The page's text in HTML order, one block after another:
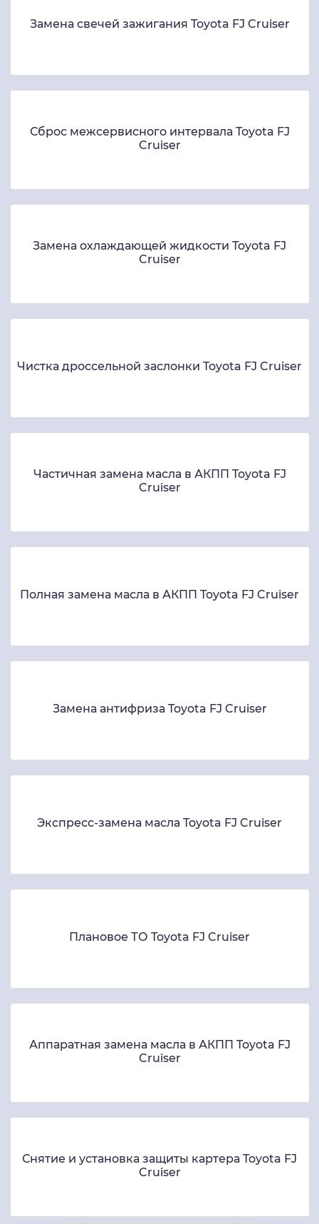
Замена свечей зажигания Toyota FJ Cruiser
Сброс межсервисного интервала Toyota FJ
Cruiser
Замена охлаждающей жидкости Toyota FJ
Cruiser
Чистка дроссельной заслонки Toyota FJ Cruiser
Частичная замена масла в АКПП Toyota FJ
Cruiser
Полная замена масла в АКПП Toyota FJ Cruiser
Замена антифриза Toyota FJ Cruiser
Экспресс-замена масла Toyota FJ Cruiser
Плановое ТО Toyota FJ Cruiser
Аппаратная замена масла в АКПП Toyota FJ
Cruiser
Снятие и установка защиты картера Toyota FJ
Cruiser